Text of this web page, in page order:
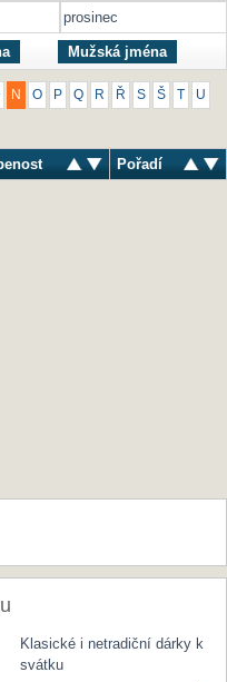
prosinec
Mužská jména
N O P Q R Ř S Š U
Pořadí
Klasické i netradiční dárky k
svátku